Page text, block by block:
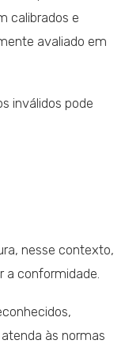
calibrados e
avaliado em
inválidos pode
nesse contexto,
a conformidade.
às normas